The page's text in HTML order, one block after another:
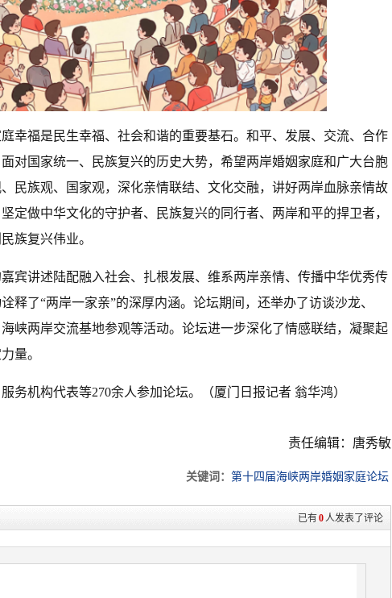
幸福是民生幸福、社会和谐的重要基石。和平、发展、交流、合作
对国家统一、民族复兴的历史大势，希望两岸婚姻家庭和广大台胞
民族观、国家观，深化亲情联结、文化交融，讲好两岸血脉亲情故
定做中华文化的守护者、民族复兴的同行者、两岸和平的捍卫者，
族复兴伟业。
宾讲述陆配融入社会、扎根发展、维系两岸亲情、传播中华优秀传
释了“两岸一家亲”的深厚内涵。论坛期间，还举办了访谈沙龙、
海峡两岸交流基地参观等活动。论坛进一步深化了情感联结，凝聚起
量。
务机构代表等270余人参加论坛。（厦门日报记者 翁华鸿）
责任编辑：唐秀敏
关键词： 第十四届海峡两岸婚姻家庭论坛
已有0 人发表了评论